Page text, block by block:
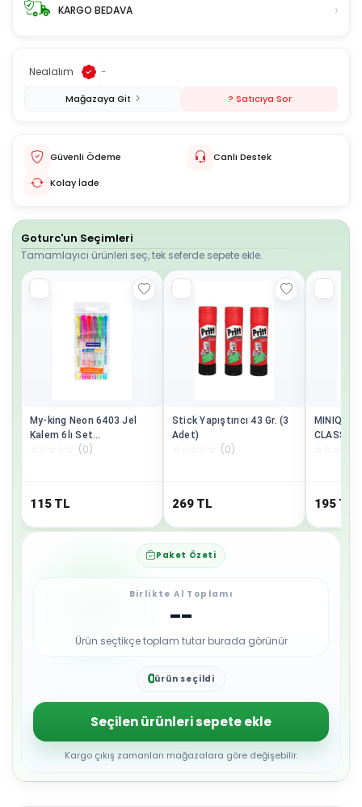
KARGO BEDAVA ›
Nealalım -
Mağazaya Git ? Satıcıya Sor
Güvenli Ödeme
Canlı Destek
Kolay İade
Goturc'un Seçimleri
Tamamlayıcı ürünleri seç, tek seferde sepete ekle.
My-king Neon 6403 Jel
Kalem 6lı Set
Pe02227jkoon6
(0)
115 TL
Stick Yapıştırıcı 43 Gr. (3
Adet)
(0)
269 TL
MINIQ
CLASSIC
195 TL
Paket Özeti
Birlikte Al Toplamı
--
Ürün seçtikçe toplam tutar burada görünür
0
2
3
4
5
6
8
ürün seçildi
Seçilen ürünleri sepete ekle
Kargo çıkış zamanları mağazalara göre değişebilir.